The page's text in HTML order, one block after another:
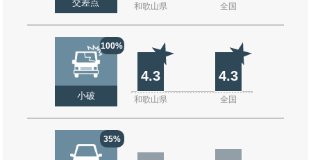
交差点 和歌山県 全国
100%
小破
4.3 4.3
和歌山県 全国
35%